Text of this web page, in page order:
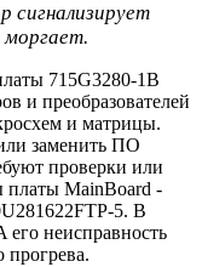
сигнализирует
715G3280-1B
и преобразователей
и матрицы.
заменить ПО
проверки или
платы MainBoard -
5. В
его неисправность
прогрева.